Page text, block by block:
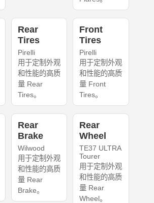
Rear
Tires
Pirelli
用于定制外观
和性能的高质
量 Rear
Tires。
Front
Tires
Pirelli
用于定制外观
和性能的高质
量 Front
Tires。
Rear
Brake
Wilwood
用于定制外观
和性能的高质
量 Rear
Brake。
Rear
Wheel
TE37 ULTRA
Tourer
用于定制外观
和性能的高质
量 Rear
Wheel。